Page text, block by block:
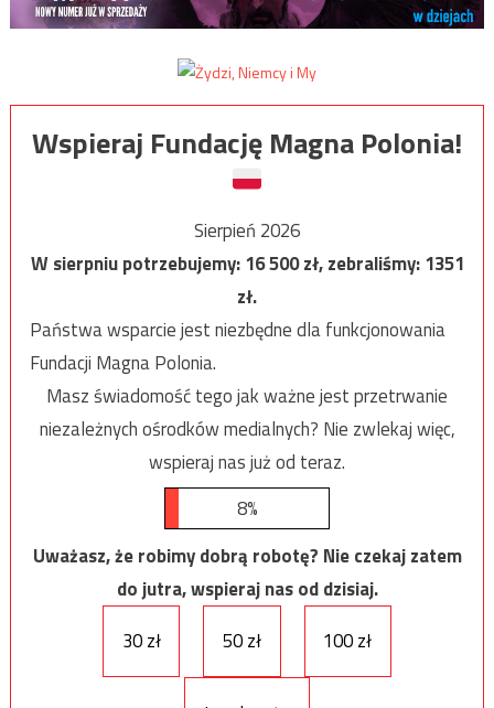
Wspieraj Fundację Magna Polonia!
Sierpień 2026
W sierpniu potrzebujemy:16 500zł, zebraliśmy:1351
zł.
Państwa wsparcie jest niezbędne dla funkcjonowania
Fundacji Magna Polonia.
Masz świadomość tego jak ważne jest przetrwanie
niezależnych ośrodków medialnych? Nie zwlekaj więc,
wspieraj nas już od teraz.
8%
Uważasz, że robimy dobrą robotę? Nie czekaj zatem
do jutra, wspieraj nas od dzisiaj.
30 zł
50 zł 100 zł